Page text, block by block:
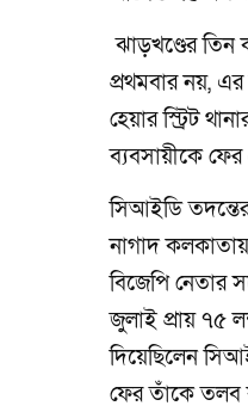
ঝাড়খণ্ডের তিন
প্রথমবার নয়,
হেয়ার স্ট্রিট
ব্যবসায়ীকে
সিআইডি
নাগাদ
বিজেপি নেতার
জুলাই প্রায় ৭৫
দিয়েছিলেন
ফের তাঁকে তলব